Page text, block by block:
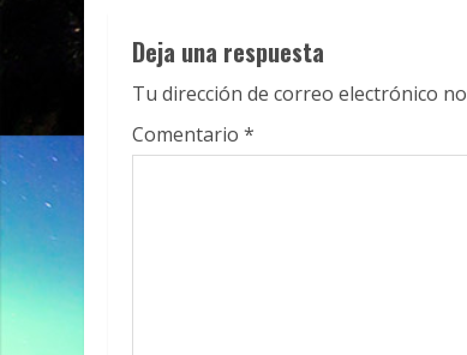
Deja una respuesta
Tu dirección de correo electrónico
Comentario *